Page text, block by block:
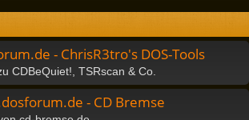
- ChrisR3tro's DOS-Tools
CDBeQuiet!, TSRscan & Co.
- CD Bremse